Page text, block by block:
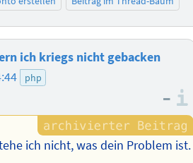
ich kriegs nicht gebacken
php
–
ich nicht, was dein Problem ist.